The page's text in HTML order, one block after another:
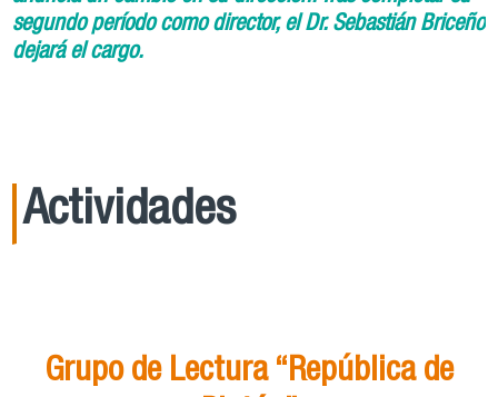
segundo período como director, el Dr. Sebastián Briceño
dejará el cargo.
Actividades
Grupo de Lectura “República de